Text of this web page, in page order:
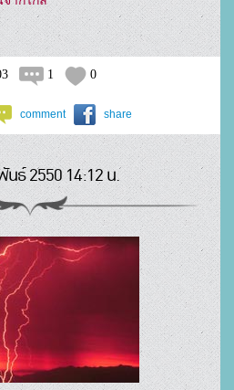
1 0
comment share
ธ์ 2550 14:12 น.